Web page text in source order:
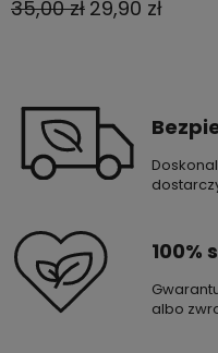
35,00 zł 29,90 zł
100%
albo